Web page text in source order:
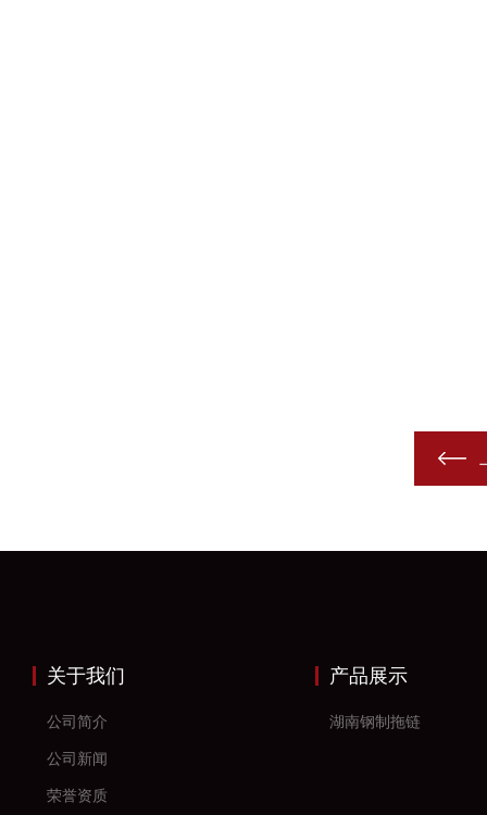
关于我们
公司简介
公司新闻
荣誉资质
产品展示
湖南钢制拖链